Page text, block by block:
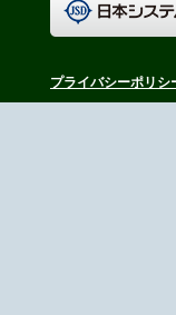
プライバシーポリシ